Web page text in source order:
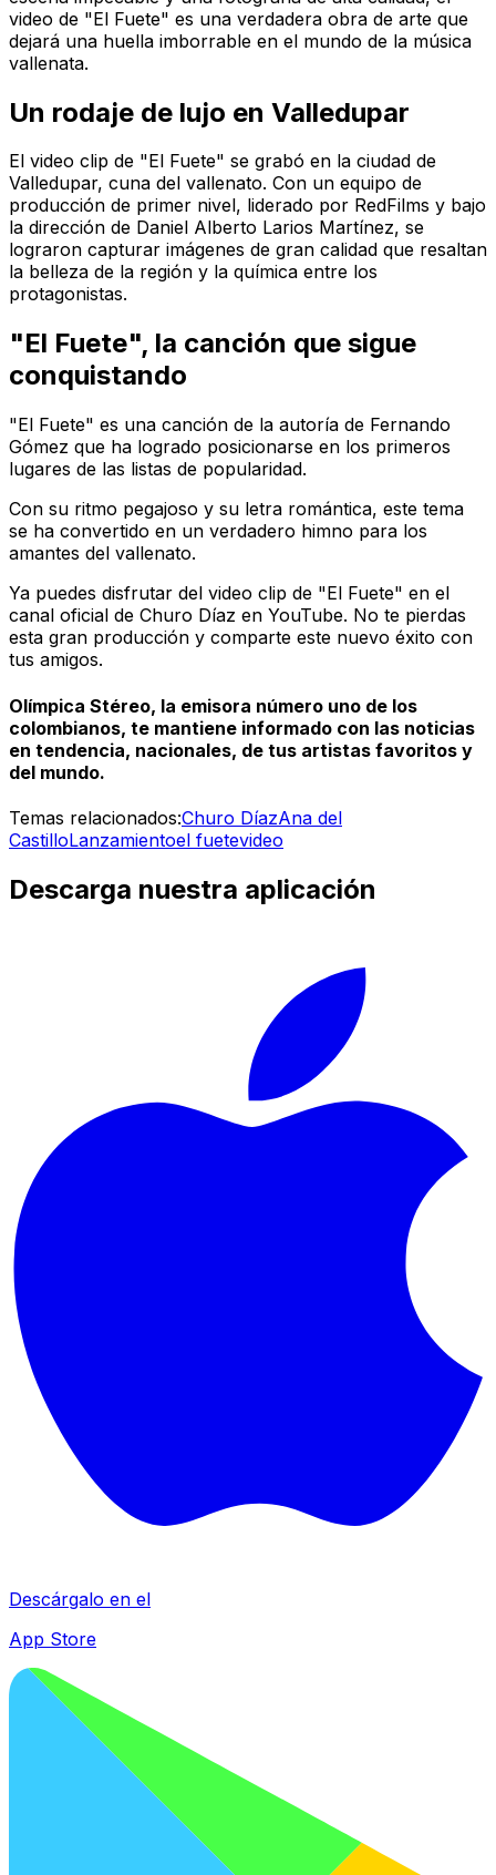
video de "El Fuete" es una verdadera obra de arte que
dejará una huella imborrable en el mundo de la música
vallenata.
Un rodaje de lujo en Valledupar
El video clip de "El Fuete" se grabó en la ciudad de
Valledupar, cuna del vallenato. Con un equipo de
producción de primer nivel, liderado por RedFilms y bajo
la dirección de Daniel Alberto Larios Martínez, se
lograron capturar imágenes de gran calidad que resaltan
la belleza de la región y la química entre los
protagonistas.
"El Fuete", la canción que sigue
conquistando
"El Fuete" es una canción de la autoría de Fernando
Gómez que ha logrado posicionarse en los primeros
lugares de las listas de popularidad.
Con su ritmo pegajoso y su letra romántica, este tema
se ha convertido en un verdadero himno para los
amantes del vallenato.
Ya puedes disfrutar del video clip de "El Fuete" en el
canal oficial de Churo Díaz en YouTube. No te pierdas
esta gran producción y comparte este nuevo éxito con
tus amigos.
Olímpica Stéreo, la emisora número uno de los
colombianos, te mantiene informado con las noticias
en tendencia, nacionales, de tus artistas favoritos y
del mundo.
Temas relacionados:Churo DíazAna del
CastilloLanzamientoel fuetevideo
Descarga nuestra aplicación
Descárgalo en el
App Store